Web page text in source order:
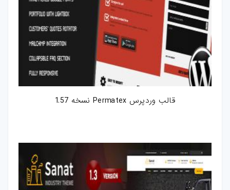
قالب وردپرس Permatex نسخه 1.57